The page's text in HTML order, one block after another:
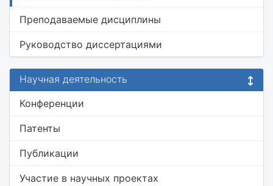
Преподаваемые дисциплины
Руководство диссертациями
Научная деятельность
Конференции
Патенты
Публикации
Участие в научных проектах